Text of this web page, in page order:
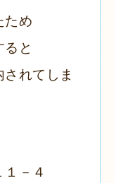
ため
と
されてしま
－４